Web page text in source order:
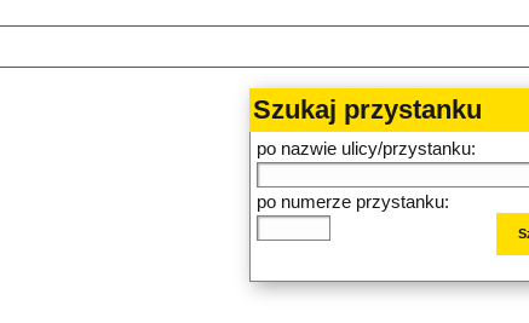
Szukaj przystanku
po nazwie ulicy/przystanku:
po numerze przystanku: